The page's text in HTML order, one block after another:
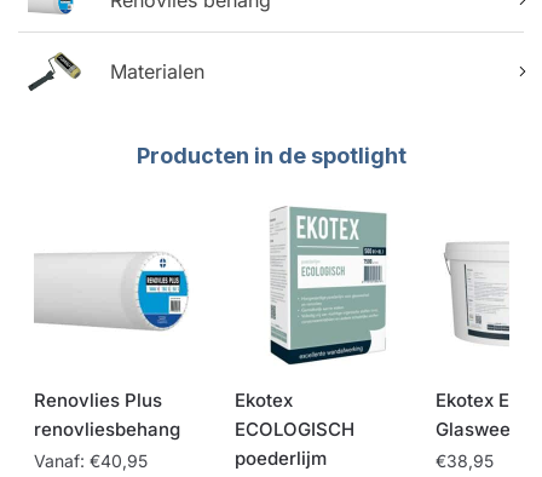
Materialen
Producten in de spotlight
Renovlies Plus
renovliesbehang
Vanaf: €40,95
Ekotex
ECOLOGISCH
poederlijm
Ekotex
€38,95